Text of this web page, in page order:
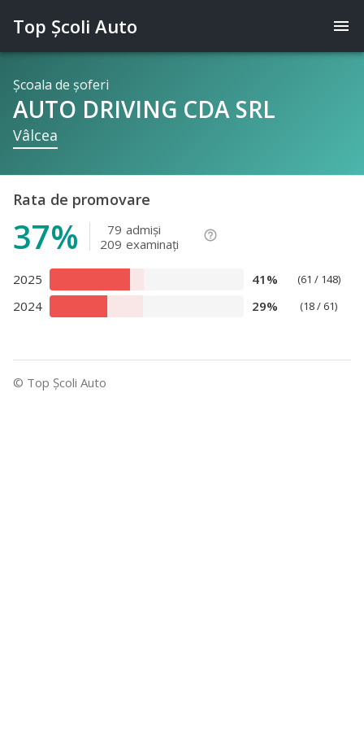
menu
Top Şcoli Auto
Şcoala de şoferi
AUTO DRIVING CDA SRL
Vâlcea
Rata de promovare
37% 79 admişi
209 examinaţi
help_outline
2025 41% (61 / 148)
2024 29% (18 / 61)
© Top Şcoli Auto